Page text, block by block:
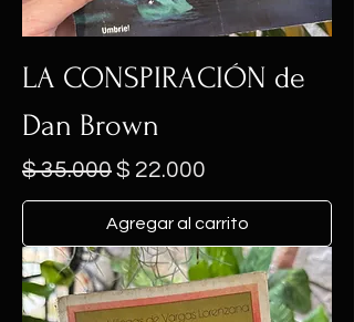
LA CONSPIRACIÓN de
Dan Brown
Precio
$ 35.000Precio de oferta
$ 22.000
Agregar al carrito